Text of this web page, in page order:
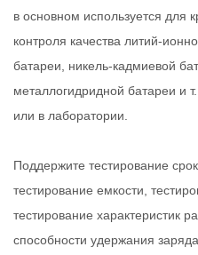
в основном используется для
контроля качества литий-
батареи, никель-кадмиевой
металлогидридной батареи и
или в лаборатории.
Поддержите тестирование
тестирование емкости,
тестирование характеристик
способности удержания